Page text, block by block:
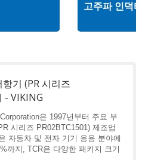
고주파 인덕
기 (PR 시리즈
- VIKING
은 1997년부터 주요 부
시리즈 PR02BTC1501) 제조업
자동차 및 전자 기기 응용 분야에
까지, TCR은 다양한 패키지 크기